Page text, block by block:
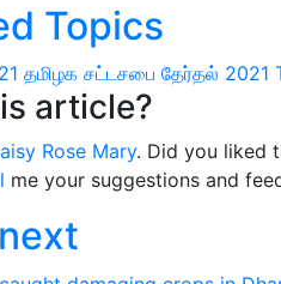
Topics
தமிழக சட்டசபை தேர்தல் 2021
article?
Rose Mary. Did you liked
me your suggestions and